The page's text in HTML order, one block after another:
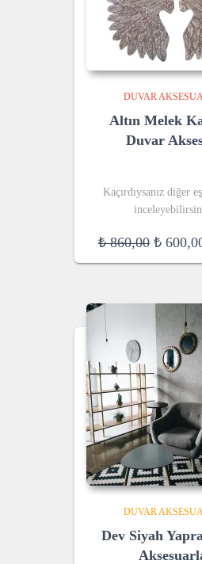
DUVAR
Altın Melek
Duvar
Kaçırdıysanız diğer
₺860,00 Original
₺
DUVAR
Dev Siyah